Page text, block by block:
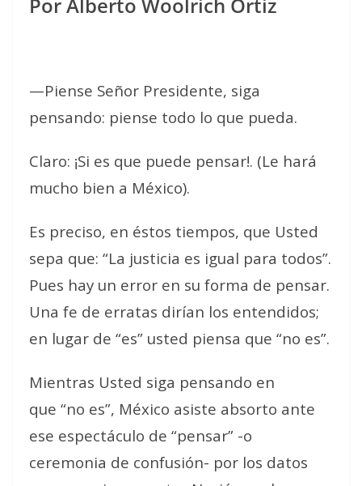
—Piense Señor Presidente, siga
pensando: piense todo lo que pueda.
Claro: ¡Si es que puede pensar!. (Le hará
mucho bien a México).
Es preciso, en éstos tiempos, que Usted
sepa que: “La justicia es igual para todos”.
Pues hay un error en su forma de pensar.
Una fe de erratas dirían los entendidos;
en lugar de “es” usted piensa que “no es”.
Mientras Usted siga pensando en
que “no es”, México asiste absorto ante
ese espectáculo de “pensar” -o
ceremonia de confusión- por los datos